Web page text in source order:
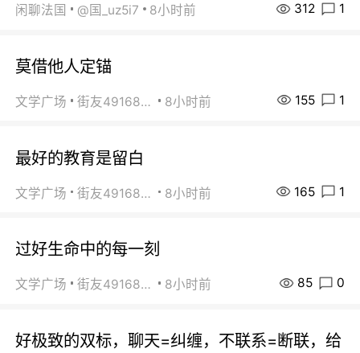
闲聊法国 @国_uz5i7 8小时前 312 1
莫借他人定锚
文学广场 街友49168527 8小时前 155 1
最好的教育是留白
文学广场 街友49168527 8小时前 165 1
过好生命中的每一刻
文学广场 街友49168527 8小时前 85 0
好极致的双标，聊天=纠缠，不联系=断联，给